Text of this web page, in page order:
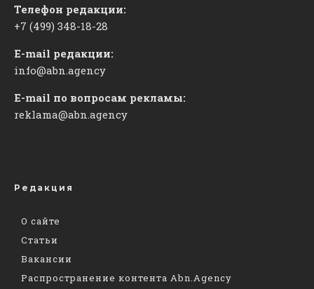
Телефон редакции:
+7 (499) 348-18-28
E-mail редакции:
info@abn.agency
E-mail по вопросам рекламы:
reklama@abn.agency
Редакция
О сайте
Статьи
Вакансии
Распространение контента Abn.Agency